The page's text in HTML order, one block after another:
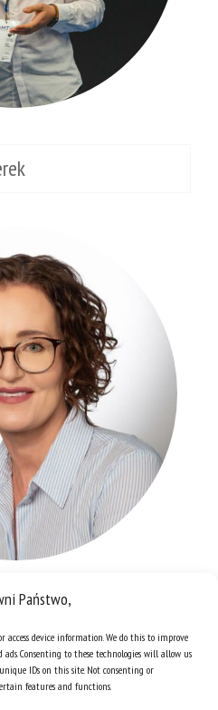
Państwo,
access device information. We do this to improve
Consenting to these technologies will allow us
IDs on this site. Not consenting or
features and functions.